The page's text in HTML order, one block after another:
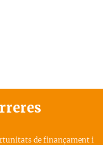
de finançament i